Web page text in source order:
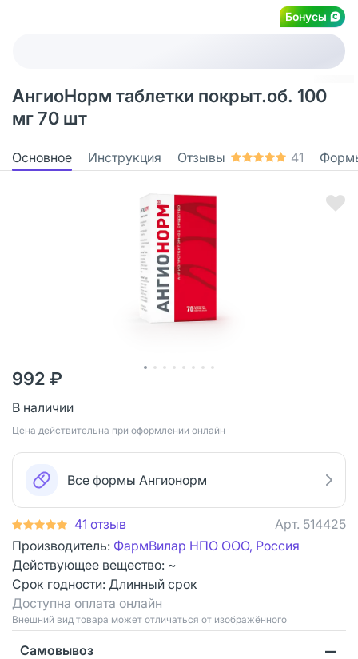
Бонусы
АнгиоНорм таблетки покрыт.об. 100
мг 70 шт
Основное Инструкция Отзывы 41
992 ₽
В наличии
Цена действительна при оформлении онлайн
Все формы Ангионорм
41 отзыв Арт. 514425
Производитель: ФармВилар НПО ООО, Россия
Действующее вещество: ~
Срок годности: Длинный срок
Доступна оплата онлайн
Bнешний вид товара может отличаться от изображённого
Самовывоз